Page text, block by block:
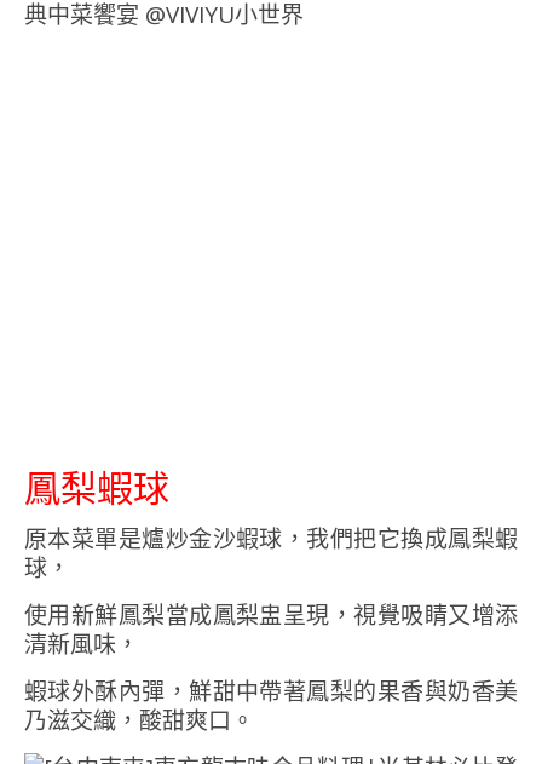
鳳梨蝦球
原本菜單是爐炒金沙蝦球，我們把它換成鳳梨蝦
球，
使用新鮮鳳梨當成鳳梨盅呈現，視覺吸睛又增添
清新風味，
蝦球外酥內彈，鮮甜中帶著鳳梨的果香與奶香美
乃滋交織，酸甜爽口。